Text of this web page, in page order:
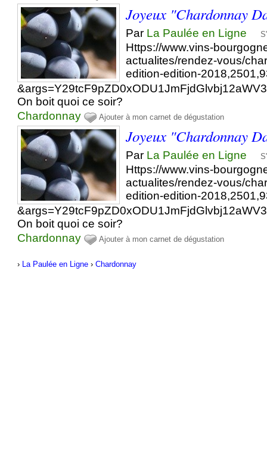
Joyeux "Chardonnay
Par La Paulée en Ligne
Https://www.vins-
actualites/rendez-vous/
edition-edition-
On boit quoi ce soir?
Chardonnay
Ajouter à mon carnet de dégustation
Joyeux "Chardonnay
Par La Paulée en Ligne
Https://www.vins-
actualites/rendez-vous/
edition-edition-
On boit quoi ce soir?
Chardonnay
Ajouter à mon carnet de dégustation
› La Paulée en Ligne ›Chardonnay